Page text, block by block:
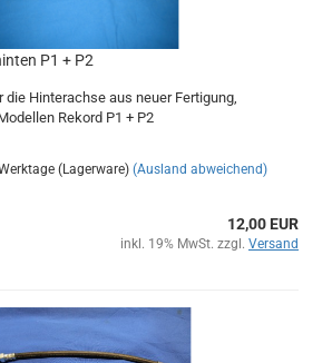
P1 + P2
Hinterachse aus neuer Fertigung,
Rekord P1 + P2
(Lagerware) (Ausland abweichend)
12,00 EUR
inkl. 19% MwSt. zzgl. Versand